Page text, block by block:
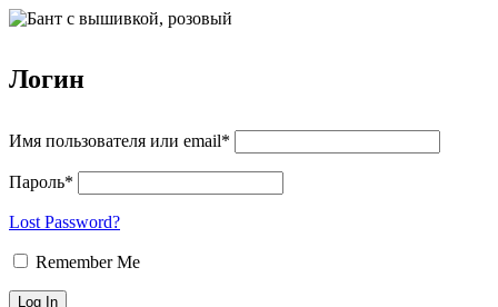
Логин
Имя пользователя или email*
Пароль*
Lost Password?
Remember Me